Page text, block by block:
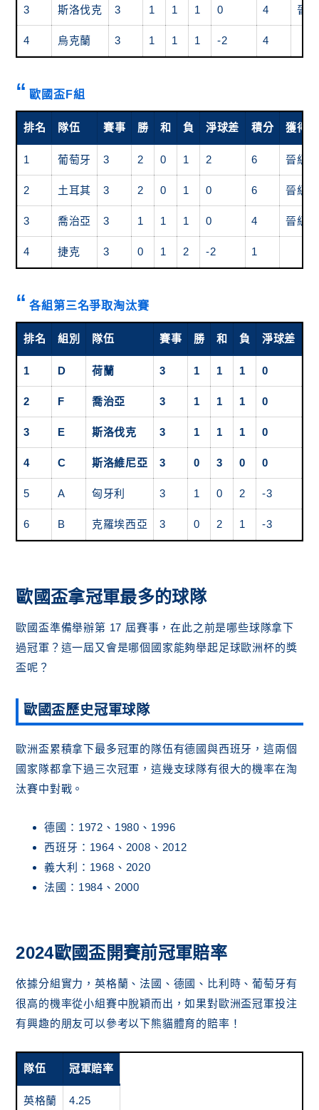
3 斯洛伐克 3 1 1 1 0 4 晉
4 烏克蘭 3 1 1 1 -2 4
歐國盃F組
排名 隊伍 賽事 勝 和 負 淨球差 積分 獲得
1 葡萄牙 3 2 0 1 2 6 晉級
2 土耳其 3 2 0 1 0 6 晉級
3 喬治亞 3 1 1 1 0 4 晉級
4 捷克 3 0 1 2 -2 1
各組第三名爭取淘汰賽
排名 組別 隊伍 賽事 勝 和 負 淨球差
1 D 荷蘭 3 1 1 1 0
2 F 喬治亞 3 1 1 1 0
3 E 斯洛伐克 3 1 1 1 0
4 C 斯洛維尼亞 3 0 3 0 0
5 A 匈牙利 3 1 0 2 -3
6 B 克羅埃西亞 3 0 2 1 -3
歐國盃拿冠軍最多的球隊
歐國盃準備舉辦第 17 屆賽事，在此之前是哪些球隊拿下
過冠軍？這一屆又會是哪個國家能夠舉起足球歐洲杯的獎
盃呢？
歐國盃歷史冠軍球隊
歐洲盃累積拿下最多冠軍的隊伍有德國與西班牙，這兩個
國家隊都拿下過三次冠軍，這幾支球隊有很大的機率在淘
汰賽中對戰。
德國：1972、1980、1996
西班牙：1964、2008、2012
義大利：1968、2020
法國：1984、2000
2024歐國盃開賽前冠軍賠率
依據分組實力，英格蘭、法國、德國、比利時、葡萄牙有
很高的機率從小組賽中脫穎而出，如果對歐洲盃冠軍投注
有興趣的朋友可以參考以下熊貓體育的賠率！
隊伍 冠軍賠率
英格蘭 4.25